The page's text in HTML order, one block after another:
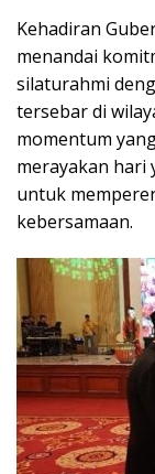
Kehadiran
menandai
silaturahmi
tersebar di
momentum
merayakan hari
untuk
kebersamaan.